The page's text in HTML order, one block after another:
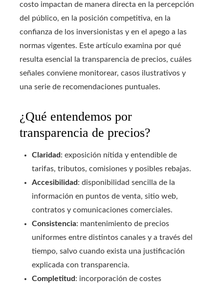
costo impactan de manera directa en la percepción
del público, en la posición competitiva, en la
confianza de los inversionistas y en el apego a las
normas vigentes. Este artículo examina por qué
resulta esencial la transparencia de precios, cuáles
señales conviene monitorear, casos ilustrativos y
una serie de recomendaciones puntuales.
¿Qué entendemos por
transparencia de precios?
Claridad: exposición nítida y entendible de
tarifas, tributos, comisiones y posibles rebajas.
Accesibilidad: disponibilidad sencilla de la
información en puntos de venta, sitio web,
contratos y comunicaciones comerciales.
Consistencia: mantenimiento de precios
uniformes entre distintos canales y a través del
tiempo, salvo cuando exista una justificación
explicada con transparencia.
Completitud: incorporación de costes